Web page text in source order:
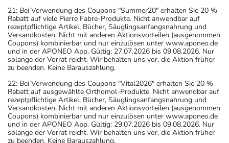
21: Bei Verwendung des Coupons "Summer20" erhalten Sie 20 %
Rabatt auf viele Pierre Fabre-Produkte. Nicht anwendbar auf
rezeptpflichtige Artikel, Bücher, Säuglingsanfangsnahrung und
Versandkosten. Nicht mit anderen Aktionsvorteilen (ausgenommen
Coupons) kombinierbar und nur einzulösen unter www.aponeo.de
und in der APONEO App. Gültig: 27.07.2026 bis 09.08.2026. Nur
solange der Vorrat reicht. Wir behalten uns vor, die Aktion früher
zu beenden. Keine Barauszahlung.
22: Bei Verwendung des Coupons "Vital2026" erhalten Sie 20 %
Rabatt auf ausgewählte Orthomol-Produkte. Nicht anwendbar auf
rezeptpflichtige Artikel, Bücher, Säuglingsanfangsnahrung und
Versandkosten. Nicht mit anderen Aktionsvorteilen (ausgenommen
Coupons) kombinierbar und nur einzulösen unter www.aponeo.de
und in der APONEO App. Gültig: 29.07.2026 bis 09.08.2026. Nur
solange der Vorrat reicht. Wir behalten uns vor, die Aktion früher
zu beenden. Keine Barauszahlung.